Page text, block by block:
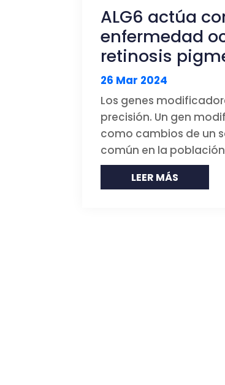
ALG6 actúa
enfermedad
retinosis
26 Mar 2024
Los genes
precisión. Un gen
como cambios de un
común en la
LEER MÁS